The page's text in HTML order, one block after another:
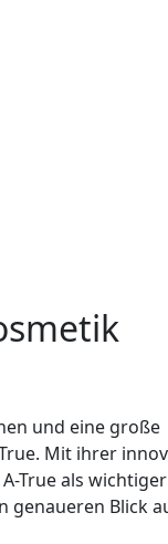
und eine große
Mit ihrer
True als
genaueren Blick